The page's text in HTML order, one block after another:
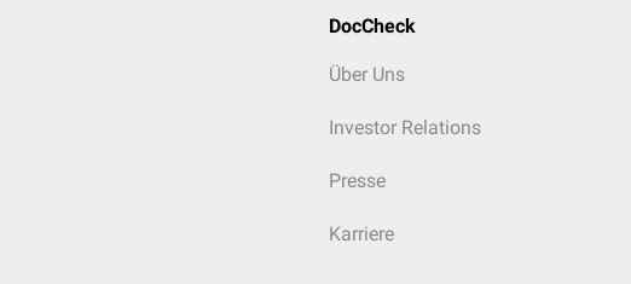
DocCheck
Über Uns
Investor Relations
Presse
Karriere